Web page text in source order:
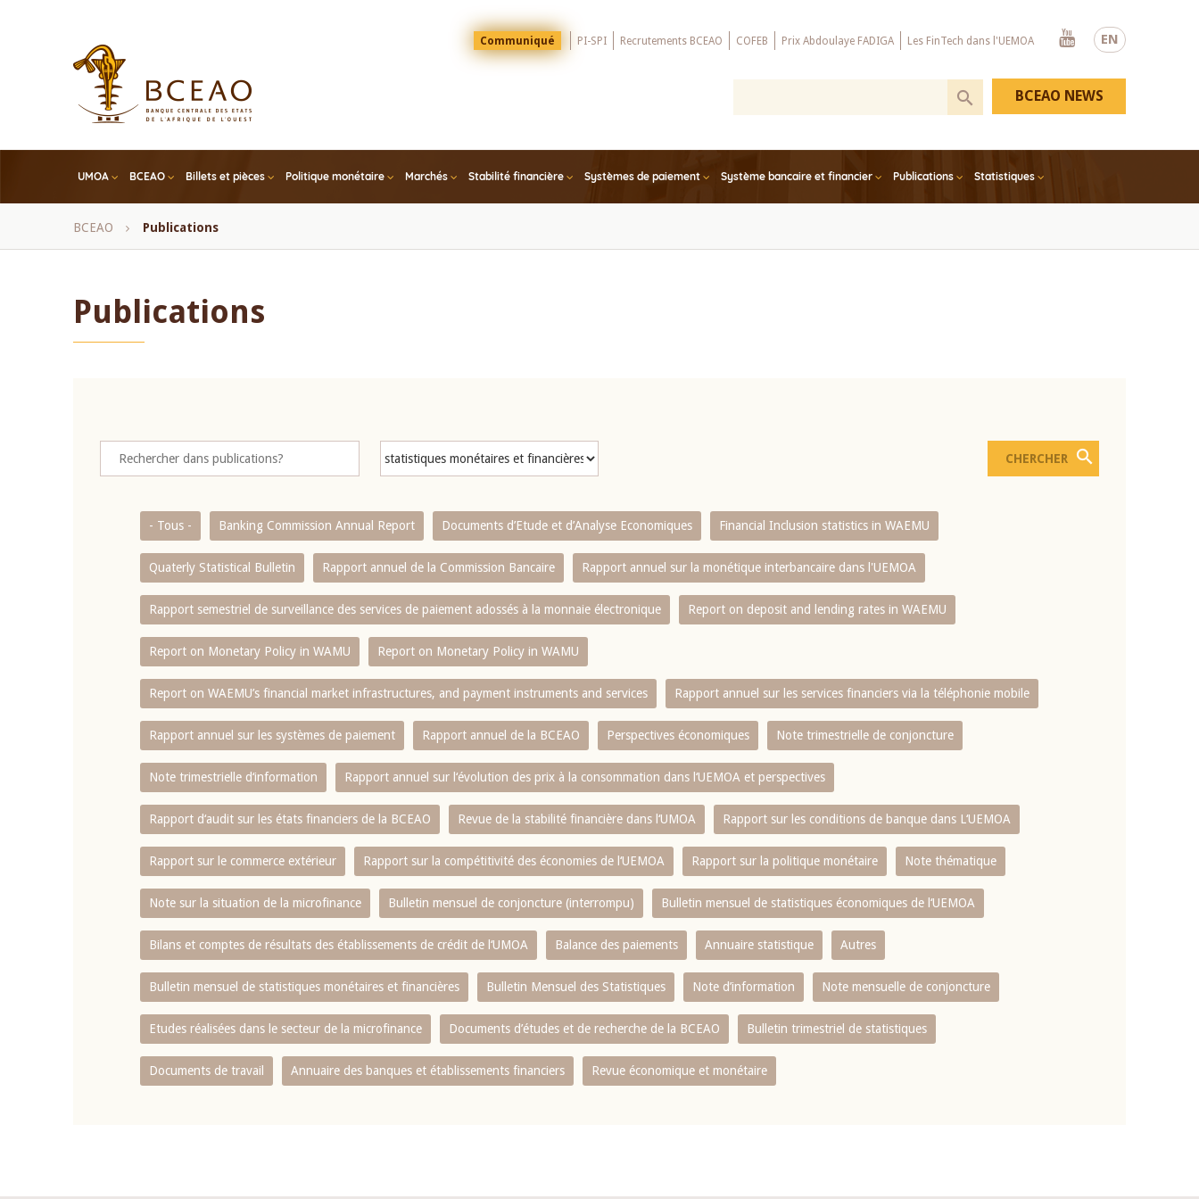
EN
Menu
Top
Communiqué PI-SPI Recrutements BCEAO COFEB Prix Abdoulaye FADIGA Les FinTech dans l'UEMOA
Youtube
UMOA BCEAO Billets et pièces Politique monétaire Marchés Stabilité financière Systèmes de paiement Système bancaire et financier Publications Statistiques
BCEAO NEWS
Fil
BCEAO Publications
Publications
- Tous - Banking Commission Annual Report Documents d’Etude et d’Analyse Economiques Financial Inclusion statistics in WAEMU
Quaterly Statistical Bulletin Rapport annuel de la Commission Bancaire Rapport annuel sur la monétique interbancaire dans l'UEMOA
Rapport semestriel de surveillance des services de paiement adossés à la monnaie électronique Report on deposit and lending rates in WAEMU
Report on Monetary Policy in WAMU Report on Monetary Policy in WAMU
Report on WAEMU’s financial market infrastructures, and payment instruments and services Rapport annuel sur les services financiers via la téléphonie mobile
Rapport annuel sur les systèmes de paiement Rapport annuel de la BCEAO Perspectives économiques Note trimestrielle de conjoncture
Note trimestrielle d‘information Rapport annuel sur l‘évolution des prix à la consommation dans l‘UEMOA et perspectives
Rapport d‘audit sur les états financiers de la BCEAO Revue de la stabilité financière dans l‘UMOA Rapport sur les conditions de banque dans L‘UEMOA
Rapport sur le commerce extérieur Rapport sur la compétitivité des économies de l‘UEMOA Rapport sur la politique monétaire Note thématique
Note sur la situation de la microfinance Bulletin mensuel de conjoncture (interrompu) Bulletin mensuel de statistiques économiques de l‘UEMOA
Bilans et comptes de résultats des établissements de crédit de l‘UMOA Balance des paiements Annuaire statistique Autres
Bulletin mensuel de statistiques monétaires et financières Bulletin Mensuel des Statistiques Note d’information Note mensuelle de conjoncture
Etudes réalisées dans le secteur de la microfinance Documents d’études et de recherche de la BCEAO Bulletin trimestriel de statistiques
Documents de travail Annuaire des banques et établissements financiers Revue économique et monétaire